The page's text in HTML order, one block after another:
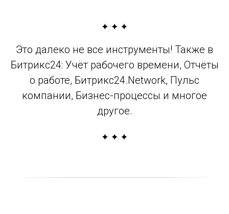
Это далеко не все инструменты! Также в
Битрикс24: Учёт рабочего времени, Отчёты
о работе, Битрикс24.Network, Пульс
компании, Бизнес-процессы и многое
другое.